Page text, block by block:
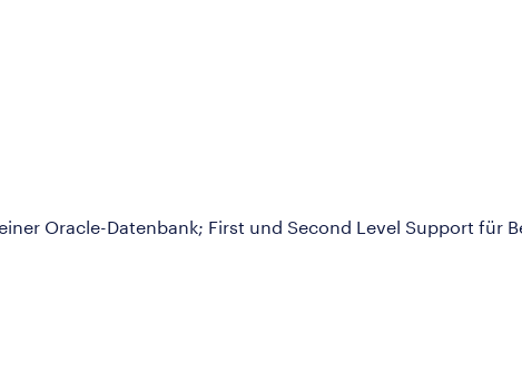
Oracle-Datenbank; First und Second Level Support für